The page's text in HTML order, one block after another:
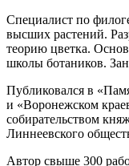
Специалист по
высших растений.
теорию цветка.
школы ботаников.
Публиковался в
и «Воронежском
собирательством
Линнеевского
Автор свыше 300